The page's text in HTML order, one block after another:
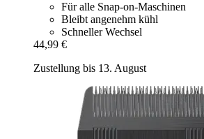
Für alle Snap-on-Maschinen
Bleibt angenehm kühl
Schneller Wechsel
44,99 €
Zustellung bis 13. August